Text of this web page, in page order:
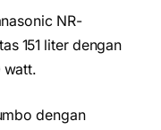
NR-
151 liter dengan
watt.
dengan